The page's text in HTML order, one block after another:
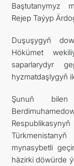
Baştutanymyz
Rejep Taýyp
Duşuşygyň
Hökümet
saparlarydyr
hyzmatdaşlygyň
Şunuň bilen
mynasybetli
häzirki döwürde